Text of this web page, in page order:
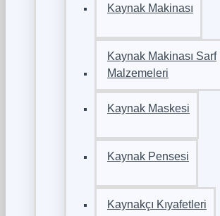
Kaynak Makinası
Kaynak Makinası Sarf
Malzemeleri
Kaynak Maskesi
Kaynak Pensesi
Kaynakçı Kıyafetleri